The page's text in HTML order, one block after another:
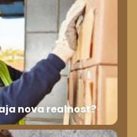
nova realnost?